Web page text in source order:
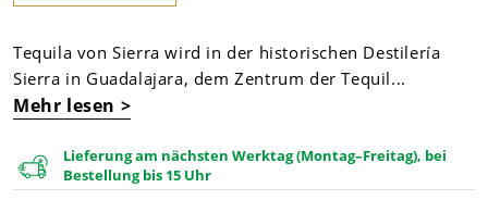
Tequila von Sierra wird in der historischen Destilería
Sierra in Guadalajara, dem Zentrum der Tequil...
Mehr lesen >
Lieferung am nächsten Werktag (Montag–Freitag), bei
Bestellung bis 15 Uhr